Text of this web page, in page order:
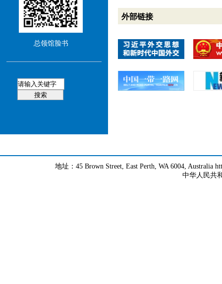
总领馆脸书
外部链接
地址：45 Brown Street, East Perth, WA 6004, Australia
中华人民共